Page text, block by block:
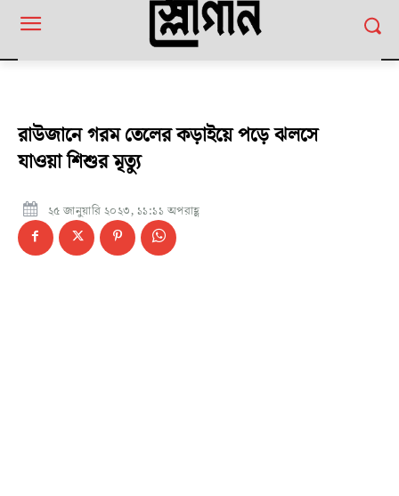
রাউজানে গরম তেলের কড়াইয়ে পড়ে ঝলসে
যাওয়া শিশুর মৃত্যু
২৫ জানুয়ারি ২০২৩, ১১:১১ অপরাহ্ণ